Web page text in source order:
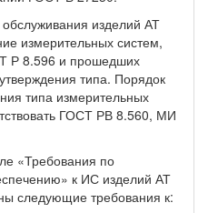
изделий АТ
измерительных систем,
Р 8.596 и прошедших
типа. Порядок
типа измерительных
ГОСТ РВ 8.560, МИ
«Требования по
к ИС изделий АТ
следующие требования к: